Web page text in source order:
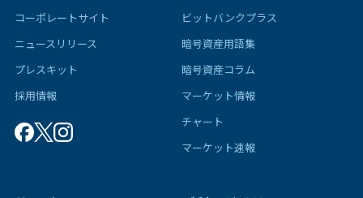
コーポレートサイト
ニュースリリース
プレスキット
採用情報
ビットバンクプラス
暗号資産用語集
暗号資産コラム
マーケット情報
チャート
マーケット速報